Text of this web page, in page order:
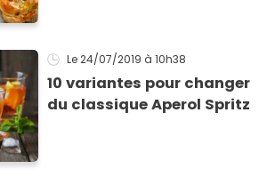
Le 24/07/2019 à 10h38
10 variantes pour changer
du classique Aperol Spritz